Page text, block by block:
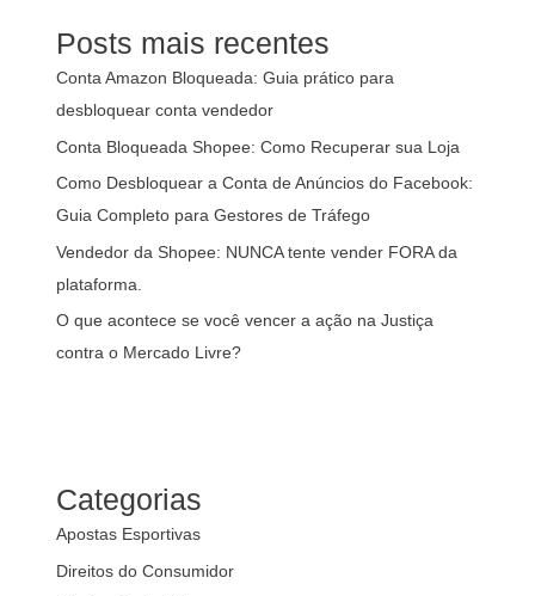
Posts mais recentes
Conta Amazon Bloqueada: Guia prático para
desbloquear conta vendedor
Conta Bloqueada Shopee: Como Recuperar sua Loja
Como Desbloquear a Conta de Anúncios do Facebook:
Guia Completo para Gestores de Tráfego
Vendedor da Shopee: NUNCA tente vender FORA da
plataforma.
O que acontece se você vencer a ação na Justiça
contra o Mercado Livre?
Categorias
Apostas Esportivas
Direitos do Consumidor